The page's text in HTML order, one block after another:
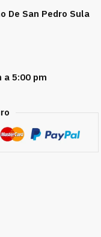
De San Pedro Sula
a 5:00 pm